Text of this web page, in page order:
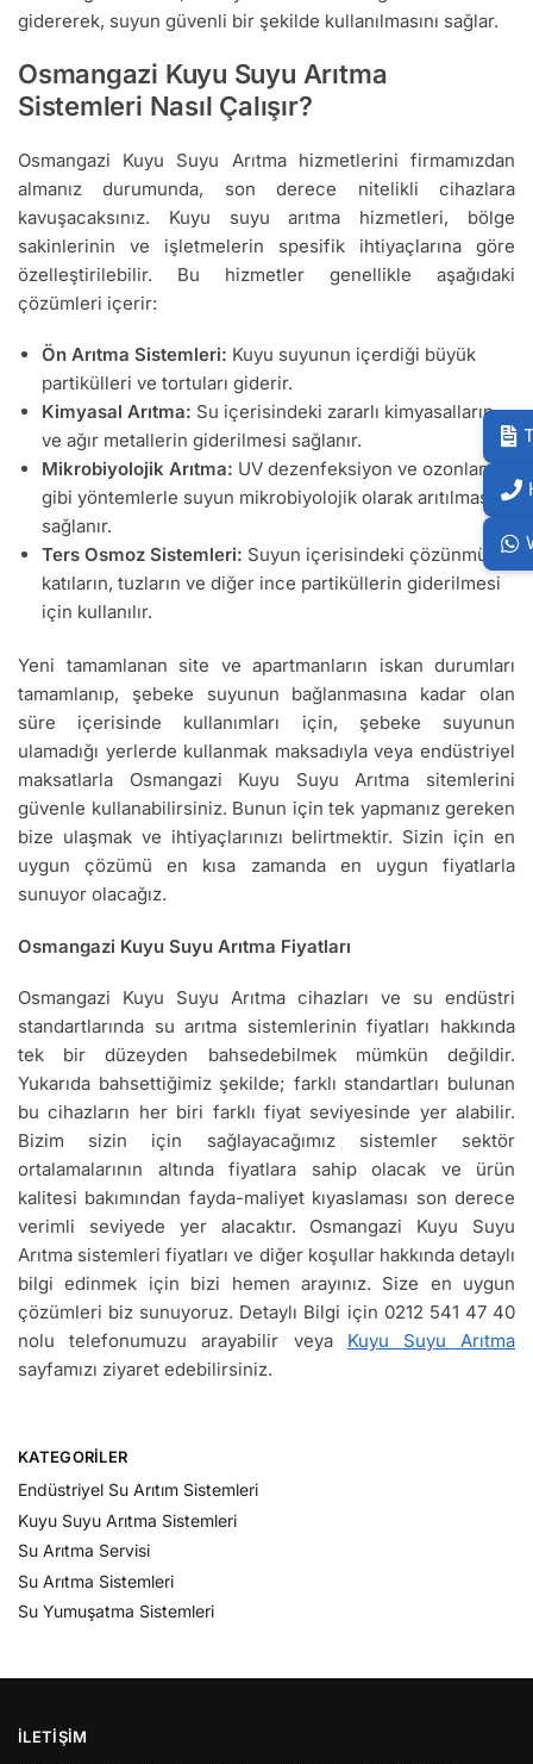
gidererek, suyun güvenli bir şekilde kullanılmasını sağlar.
Osmangazi Kuyu Suyu Arıtma
Sistemleri Nasıl Çalışır?
Osmangazi Kuyu Suyu Arıtma hizmetlerini firmamızdan
almanız durumunda, son derece nitelikli cihazlara
kavuşacaksınız. Kuyu suyu arıtma hizmetleri, bölge
sakinlerinin ve işletmelerin spesifik ihtiyaçlarına göre
özelleştirilebilir. Bu hizmetler genellikle aşağıdaki
çözümleri içerir:
Ön Arıtma Sistemleri: Kuyu suyunun içerdiği büyük
partikülleri ve tortuları giderir.
Kimyasal Arıtma: Su içerisindeki zararlı kimyasalların
ve ağır metallerin giderilmesi sağlanır.
Mikrobiyolojik Arıtma: UV dezenfeksiyon ve ozonlama
gibi yöntemlerle suyun mikrobiyolojik olarak arıtılması
sağlanır.
Ters Osmoz Sistemleri: Suyun içerisindeki çözünmüş
katıların, tuzların ve diğer ince partiküllerin giderilmesi
için kullanılır.
Yeni tamamlanan site ve apartmanların iskan durumları
tamamlanıp, şebeke suyunun bağlanmasına kadar olan
süre içerisinde kullanımları için, şebeke suyunun
ulamadığı yerlerde kullanmak maksadıyla veya endüstriyel
maksatlarla Osmangazi Kuyu Suyu Arıtma sitemlerini
güvenle kullanabilirsiniz. Bunun için tek yapmanız gereken
bize ulaşmak ve ihtiyaçlarınızı belirtmektir. Sizin için en
uygun çözümü en kısa zamanda en uygun fiyatlarla
sunuyor olacağız.
Osmangazi Kuyu Suyu Arıtma Fiyatları
Osmangazi Kuyu Suyu Arıtma cihazları ve su endüstri
standartlarında su arıtma sistemlerinin fiyatları hakkında
tek bir düzeyden bahsedebilmek mümkün değildir.
Yukarıda bahsettiğimiz şekilde; farklı standartları bulunan
bu cihazların her biri farklı fiyat seviyesinde yer alabilir.
Bizim sizin için sağlayacağımız sistemler sektör
ortalamalarının altında fiyatlara sahip olacak ve ürün
kalitesi bakımından fayda-maliyet kıyaslaması son derece
verimli seviyede yer alacaktır. Osmangazi Kuyu Suyu
Arıtma sistemleri fiyatları ve diğer koşullar hakkında detaylı
bilgi edinmek için bizi hemen arayınız. Size en uygun
çözümleri biz sunuyoruz. Detaylı Bilgi için 0212 541 47 40
nolu telefonumuzu arayabilir veya Kuyu Suyu Arıtma
sayfamızı ziyaret edebilirsiniz.
KATEGORILER
Endüstriyel Su Arıtım Sistemleri
Kuyu Suyu Arıtma Sistemleri
Su Arıtma Servisi
Su Arıtma Sistemleri
Su Yumuşatma Sistemleri
İLETIŞIM